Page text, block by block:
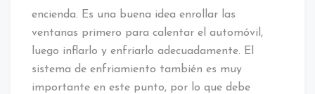
encienda. Es una buena idea enrollar las
ventanas primero para calentar el automóvil,
luego inflarlo y enfriarlo adecuadamente. El
sistema de enfriamiento también es muy
importante en este punto, por lo que debe